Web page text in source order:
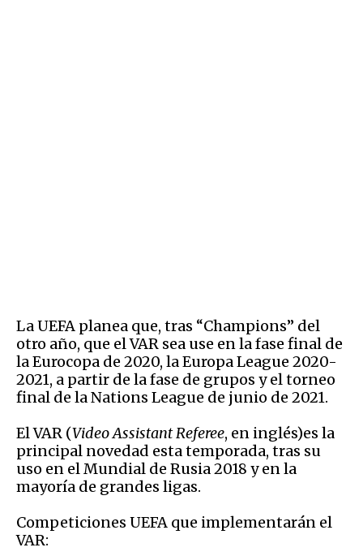
La UEFA planea que, tras “Champions” del
otro año, que el VAR sea use en la fase final de
la Eurocopa de 2020, la Europa League 2020-
2021, a partir de la fase de grupos y el torneo
final de la Nations League de junio de 2021.
El VAR (Video Assistant Referee, en inglés)es la
principal novedad esta temporada, tras su
uso en el Mundial de Rusia 2018 y en la
mayoría de grandes ligas.
Competiciones UEFA que implementarán el
VAR: